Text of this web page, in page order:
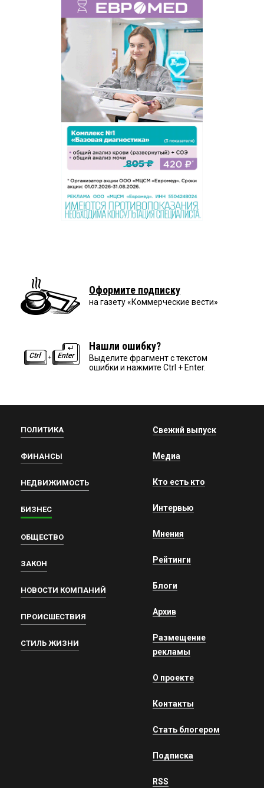
Оформите подписку
на газету «Коммерческие вести»
Нашли ошибку?
Выделите фрагмент с текстом
ошибки и нажмите Ctrl + Enter.
ПОЛИТИКА
ФИНАНСЫ
НЕДВИЖИМОСТЬ
БИЗНЕС
ОБЩЕСТВО
ЗАКОН
НОВОСТИ КОМПАНИЙ
ПРОИСШЕСТВИЯ
СТИЛЬ ЖИЗНИ
Свежий выпуск
Медиа
Кто есть кто
Интервью
Мнения
Рейтинги
Блоги
Архив
Размещение
рекламы
О проекте
Контакты
Стать блогером
Подписка
RSS